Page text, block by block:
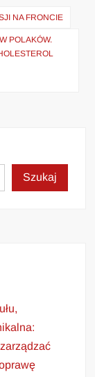
NA FRONCIE
POLAKÓW.
Szukaj